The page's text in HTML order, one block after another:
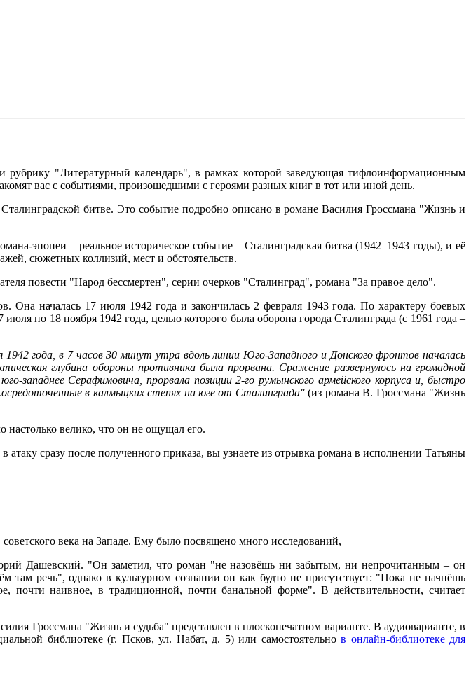
рубрику "Литературный календарь", в рамках которой заведующая тифлоинформационным
вас с событиями, произошедшими с героями разных книг в тот или иной день.
битве. Это событие подробно описано в романе Василия Гроссмана "Жизнь и
эпопеи – реальное историческое событие – Сталинградская битва (1942–1943 годы), и её
сюжетных коллизий, мест и обстоятельств.
повести "Народ бессмертен", серии очерков "Сталинград", романа "За правое дело".
Она началась 17 июля 1942 года и закончилась 2 февраля 1943 года. По характеру боевых
по 18 ноября 1942 года, целью которого была оборона города Сталинграда (с 1961 года –
года, в 7 часов 30 минут утра вдоль линии Юго-Западного и Донского фронтов началась
глубина обороны противника была прорвана. Сражение развернулось на громадной
Серафимовича, прорвала позиции 2-го румынского армейского корпуса и, быстро
в калмыцких степях на юге от Сталинграда"(из романа В. Гроссмана "Жизнь
настолько велико, что он не ощущал его.
сразу после полученного приказа, вы узнаете из отрывка романа в исполнении Татьяны
века на Западе. Ему было посвящено много исследований,
Дашевский. "Он заметил, что роман "не назовёшь ни забытым, ни непрочитанным – он
речь", однако в культурном сознании он как будто не присутствует: "Пока не начнёшь
почти наивное, в традиционной, почти банальной форме". В действительности, считает
Гроссмана "Жизнь и судьба" представлен в плоскопечатном варианте. В аудиоварианте, в
библиотеке (г. Псков, ул. Набат, д. 5) или самостоятельнов онлайн-библиотеке для